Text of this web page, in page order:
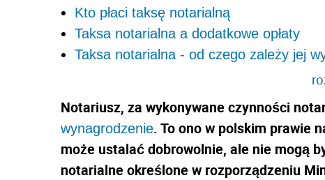
Kto płaci taksę notarialną
Taksa notarialna a dodatkowe opłaty
Taksa notarialna - od czego zależy jej
Notariusz, za wykonywane czynności
wynagrodzenie. To ono w polskim prawie
może ustalać dobrowolnie, ale nie mogą
notarialne określone w rozporządzeniu